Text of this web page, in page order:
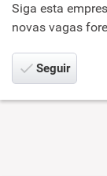
Siga esta
novas vagas
Seguir